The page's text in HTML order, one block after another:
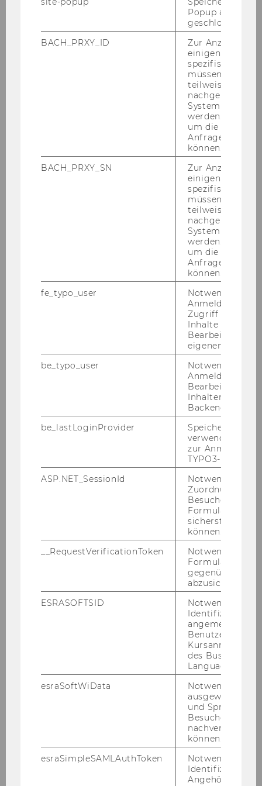
Fra­gen der Teil­neh­mer*innen. Eine Fort­set­
zung des Ge­sprächs fand – in "klei­ne­rem Rah­
ler in den Räum­lich­kei­ten der Ka­tho­li­schen
Hoch­schul­ge­mein­de an der Wirt­schafts­uni­ver­
Vor­trag und Cam­pus­füh­rung in der LV
Auslandssemester
Kontakt
Popup
geschlossen
BACH_PRXY_ID
Zur Anzeige von
einigen WU-
spezifischen
müssen
teilweise von
nachgelagerten
System
werden.
um die Antwort
Anfrage
können.
BACH_PRXY_SN
Zur Anzeige von
einigen WU-
spezifischen
müssen
teilweise von
nachgelagerten
System
werden.
um die Antwort
Anfrage
können.
fe_typo_user
Notwendig für
Anmeldung und
Zugriff auf
Inhalte oder zur
Bearbeitung des
eigenen Profils.
be_typo_user
Notwendig für
Anmeldung und
Bearbeitung von
Inhalten im
Backend.
be_lastLoginProvider
Speichert die
verwendete
zur Anmeldung
TYPO3-Backend.
ASP.NET_SessionId
Notwendig, um
Zuordnung von
Besucher zu
sicherstellen zu
können.
__RequestVerificationToken
Notwendig, um
gegenüber
abzusichern.
ESRASOFTSID
Notwendig zur
Identifizierung
angemeldeten
Benutzers im
des Business
Language
esraSoftWiData
Notwendig um
ausgewählte
und
Besuchers
nachverfolgen
können.
esraSimpleSAMLAuthToken
Notwendig zur
Identifizierung
Angehörige/r für